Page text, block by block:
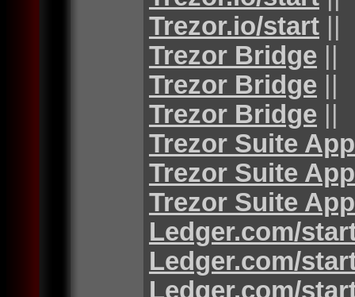
Trezor.io/start ||
Trezor Bridge ||
Trezor Bridge ||
Trezor Bridge ||
Trezor Suite App
Trezor Suite App
Trezor Suite App
Ledger.com/
Ledger.com/
Ledger.com/